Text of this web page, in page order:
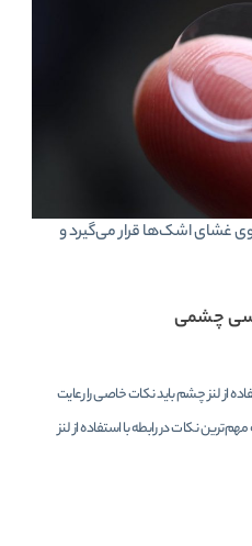
غشای اشک‌ها قرار می‌گیرد و
چشمی
لنز چشم باید نکات خاصی را رعایت
نکات در رابطه با استفاده از لنز